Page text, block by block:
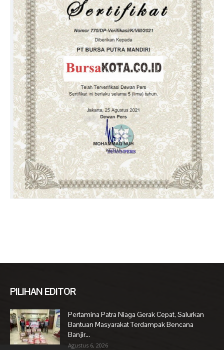
PILIHAN EDITOR
Pertamina Patra Niaga Gerak Cepat, Salurkan
Bantuan Masyarakat Terdampak Bencana
Banjir...
Agustus 6, 2026